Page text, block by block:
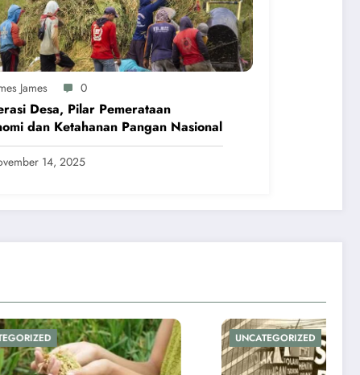
James 0
Desa, Pilar Pemerataan
dan Ketahanan Pangan Nasional
14, 2025
UNCATEGORIZED